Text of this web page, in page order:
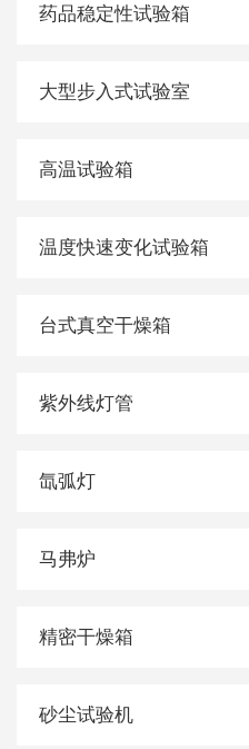
药品稳定性试验箱
大型步入式试验室
高温试验箱
温度快速变化试验箱
台式真空干燥箱
紫外线灯管
氙弧灯
马弗炉
精密干燥箱
砂尘试验机